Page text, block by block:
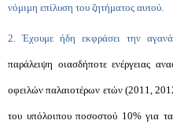
νόμιμη επίλυση του ζητήματος αυτού.
2. Έχουμε ήδη εκφράσει την
παράλειψη οιασδήποτε ενέργειας
οφειλών παλαιοτέρων ετών (2011,
του υπόλοιπου ποσοστού 10% για